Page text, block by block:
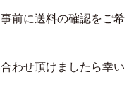
前に送料の確認をご希
わせ頂けましたら幸い